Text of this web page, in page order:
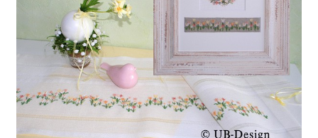
Mein Konto